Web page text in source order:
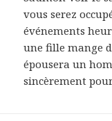
vous serez
événements
une fille mange
épousera un
sincèrement